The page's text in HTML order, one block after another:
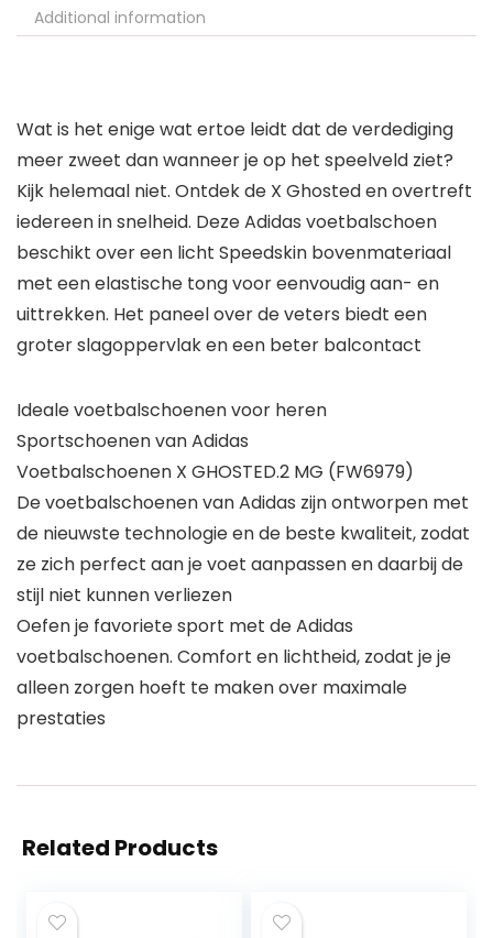
Additional information
Wat is het enige wat ertoe leidt dat de verdediging
meer zweet dan wanneer je op het speelveld ziet?
Kijk helemaal niet. Ontdek de X Ghosted en overtreft
iedereen in snelheid. Deze Adidas voetbalschoen
beschikt over een licht Speedskin bovenmateriaal
met een elastische tong voor eenvoudig aan- en
uittrekken. Het paneel over de veters biedt een
groter slagoppervlak en een beter balcontact
Ideale voetbalschoenen voor heren
Sportschoenen van Adidas
Voetbalschoenen X GHOSTED.2 MG (FW6979)
De voetbalschoenen van Adidas zijn ontworpen met
de nieuwste technologie en de beste kwaliteit, zodat
ze zich perfect aan je voet aanpassen en daarbij de
stijl niet kunnen verliezen
Oefen je favoriete sport met de Adidas
voetbalschoenen. Comfort en lichtheid, zodat je je
alleen zorgen hoeft te maken over maximale
prestaties
Related Products